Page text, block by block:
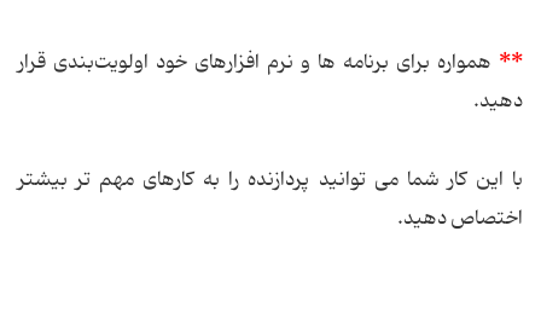
** همواره برای برنامه ها و نرم افزارهای خود اولویت‌بندی قرار
دهید.
با این كار شما می توانید پردازنده را به كارهای مهم تر بیشتر
اختصاص دهید.